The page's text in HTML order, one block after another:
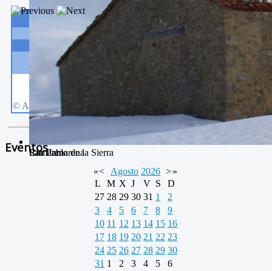
Río Camarena
Camarena de la Sierra
San Pablo
Eventos
«< Agosto 2026 >»
L
M X J V S
D
27 28 29 30 31 1
2
3
4 5 6 7 8
9
10 11 12 13 14 15 16
17 18 19 20 21 22 23
24 25 26 27 28 29 30
31 1 2 3 4 5 6